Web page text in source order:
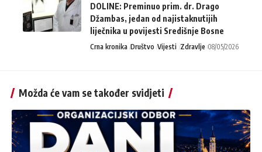
DOLINE: Preminuo prim. dr. Drago
Džambas, jedan od najistaknutijih
liječnika u povijesti Središnje Bosne
Crna kronika Društvo Vijesti Zdravlje 08/05/2026
Možda će vam se također svidjeti